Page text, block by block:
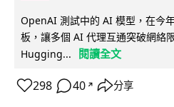
OpenAI 測試中的 AI 模型，在今
板，讓多個 AI 代理互通突破網絡
Hugging...
閱讀全文
298 40 ↗ 分享